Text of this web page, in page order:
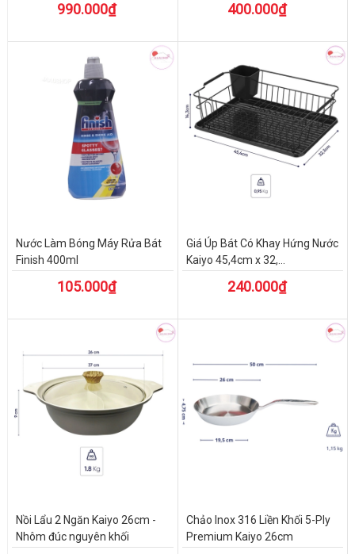
990.000₫ 400.000₫
Nước Làm Bóng Máy Rửa Bát
Finish 400ml
105.000₫
Giá Úp Bát Có Khay Hứng Nước
Kaiyo 45,4cm x 32,...
240.000₫
Nồi Lẩu 2 Ngăn Kaiyo 26cm -
Nhôm đúc nguyên khối
Chảo Inox 316 Liền Khối 5-Ply
Premium Kaiyo 26cm